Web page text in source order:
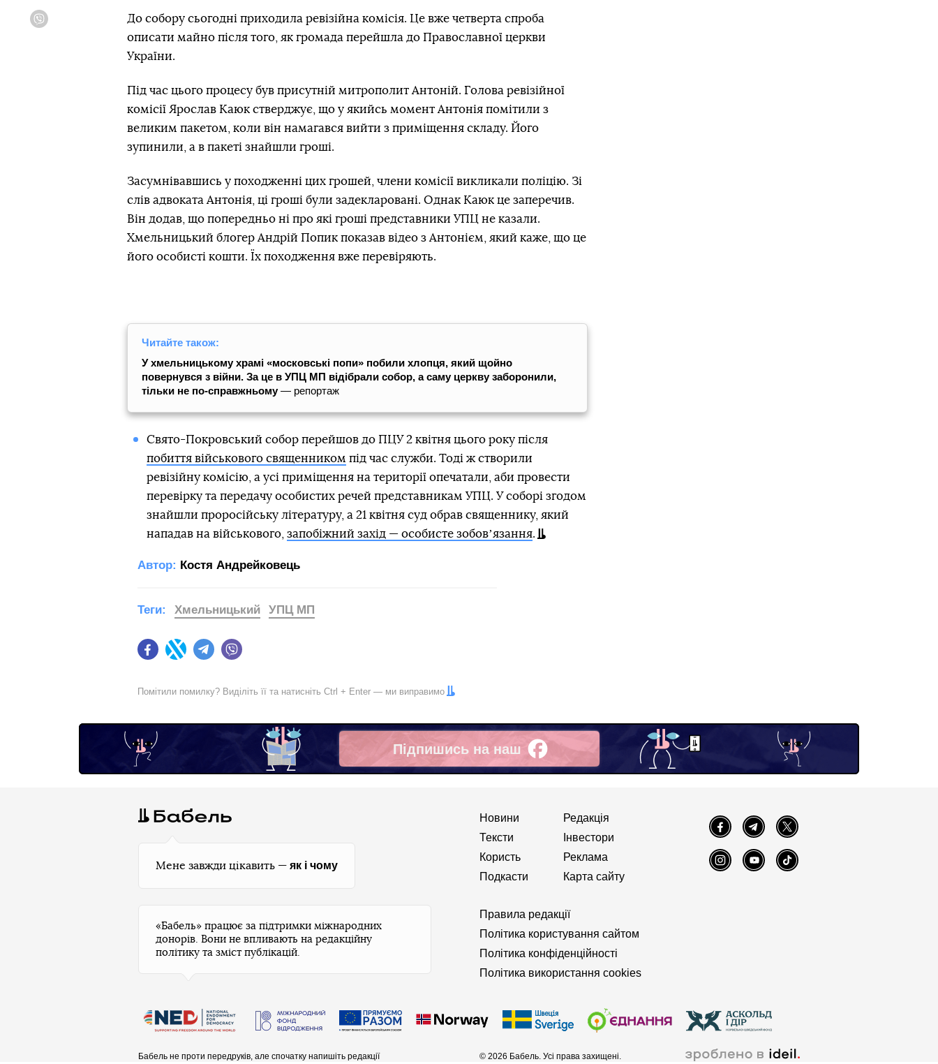
До собору сьогодні приходила ревізійна комісія. Це вже четверта спроба
описати майно після того, як громада перейшла до Православної церкви
України.
Під час цього процесу був присутній митрополит Антоній. Голова ревізійної
комісії Ярослав Каюк стверджує, що у якийсь момент Антонія помітили з
великим пакетом, коли він намагався вийти з приміщення складу. Його
зупинили, а в пакеті знайшли гроші.
Засумнівавшись у походженні цих грошей, члени комісії викликали поліцію. Зі
слів адвоката Антонія, ці гроші були задекларовані. Однак Каюк це заперечив.
Він додав, що попередньо ні про які гроші представники УПЦ не казали.
Хмельницький блогер Андрій Попик показав відео з Антонієм, який каже, що це
його особисті кошти. Їх походження вже перевіряють.
Читайте також:
У хмельницькому храмі «московські попи» побили хлопця, який щойно
повернувся з війни. За це в УПЦ МП відібрали собор, а саму церкву заборонили,
тільки не по-справжньому— репортаж
Свято-Покровський собор перейшов до ПЦУ 2 квітня цього року після
побиття військового священником під час служби. Тоді ж створили
ревізійну комісію, а усі приміщення на території опечатали, аби провести
перевірку та передачу особистих речей представникам УПЦ. У соборі згодом
знайшли проросійську літературу, а 21 квітня суд обрав священнику, який
нападав на військового, запобіжний захід — особисте зобовʼязання.
Автор: Костя Андрейковець
FacebookTwitter Telegram
Теги: Хмельницький УПЦ МП
Помітили помилку? Виділіть її та натисніть Ctrl + Enter — ми виправимо
Підпишись на наш
Facebook
Мене завжди цікавить — як і чому
Новини
Тексти
Користь
Подкасти
Редакція
Інвестори
Реклама
Карта сайту
FacebookTelegram Twitter
InstagramYouTube TikTok
Правила редакції
Політика користування сайтом
Політика конфіденційності
Політика використання cookies
«Бабель» працює за підтримки міжнародних
донорів. Вони не впливають на редакційну
політику та зміст публікацій.
© 2026 Бабель. Усі права захищені.
Бабель не проти передруків, але спочатку напишіть редакції